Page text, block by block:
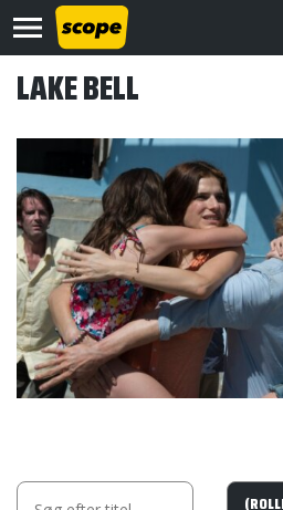
Om
Scope
Kontakt
©
Scope
2020
LAKE BELL